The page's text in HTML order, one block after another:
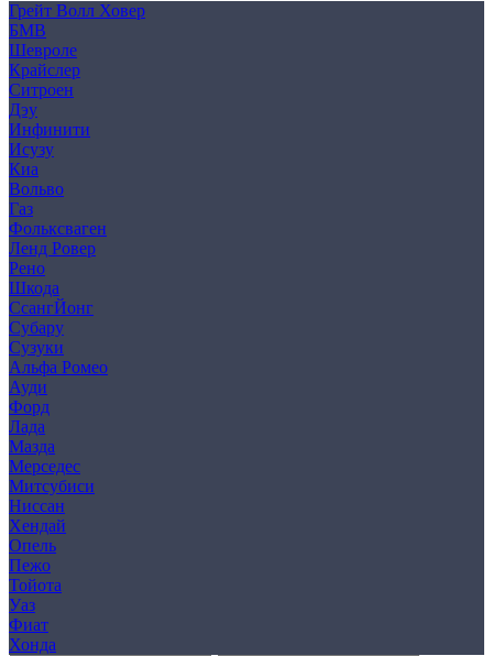
Грейт Волл Ховер
БМВ
Шевроле
Крайслер
Ситроен
Дэу
Инфинити
Исузу
Киа
Вольво
Газ
Фольксваген
Ленд Ровер
Рено
Шкода
СсангЙонг
Субару
Сузуки
Альфа Ромео
Ауди
Форд
Лада
Мазда
Мерседес
Митсубиси
Ниссан
Хендай
Опель
Пежо
Тойота
Уаз
Фиат
Хонда